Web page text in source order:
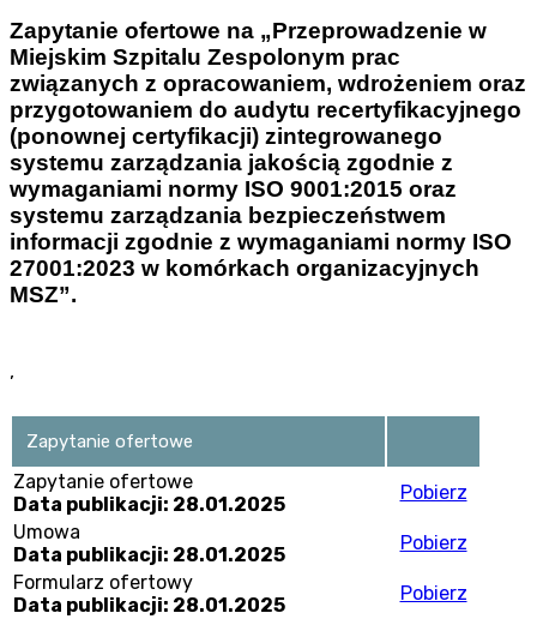
Zapytanie ofertowe na „Przeprowadzenie w
Miejskim Szpitalu Zespolonym prac
związanych z opracowaniem, wdrożeniem oraz
przygotowaniem do audytu recertyfikacyjnego
(ponownej certyfikacji) zintegrowanego
systemu zarządzania jakością zgodnie z
wymaganiami normy ISO 9001:2015 oraz
systemu zarządzania bezpieczeństwem
informacji zgodnie z wymaganiami normy ISO
27001:2023 w komórkach organizacyjnych
MSZ”.
’
Zapytanie ofertowe
Zapytanie ofertowe
Data publikacji: 28.01.2025
Pobierz
Umowa
Data publikacji: 28.01.2025
Pobierz
Formularz ofertowy
Data publikacji: 28.01.2025
Pobierz